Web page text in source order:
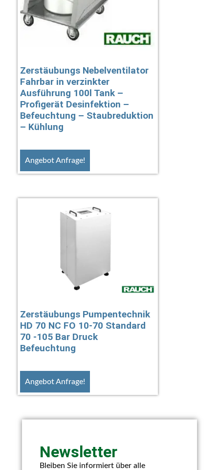
Zerstäubungs Nebelventilator
Fahrbar in verzinkter
Ausführung 100l Tank –
Profigerät Desinfektion –
Befeuchtung – Staubreduktion
– Kühlung
Angebot Anfrage!
Zerstäubungs Pumpentechnik
HD 70 NC FO 10-70 Standard
70 -105 Bar Druck
Befeuchtung
Angebot Anfrage!
Newsletter
Bleiben Sie informiert über alle